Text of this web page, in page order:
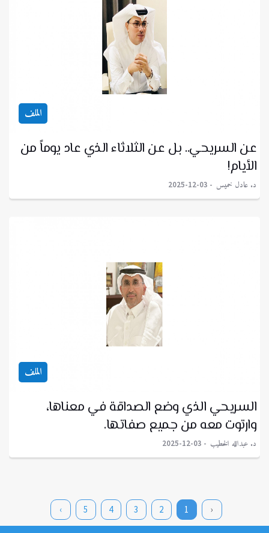
الملف
عن السريحي.. بل عن الثلاثاء الذي عاد يوماً من
الأيام!
د. عادل خميس 2025-12-03
الملف
السريحي الذي وضع الصداقة في معناها،
وارتوت معه من جميع صفاتها.
د. عبدالله الخطيب 2025-12-03
‹
1
2
3
4
5
›